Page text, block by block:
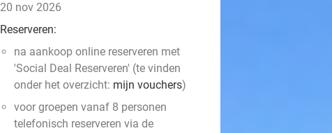
20 nov 2026
Reserveren:
na aankoop online reserveren met
'Social Deal Reserveren' (te vinden
onder het overzicht: mijn vouchers)
voor groepen vanaf 8 personen
telefonisch reserveren via de